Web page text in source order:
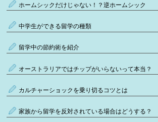
ホームシックだけじゃない！？逆ホームシック
中学生ができる留学の種類
留学中の節約術を紹介
オーストラリアではチップがいらないって本当？
カルチャーショックを乗り切るコツとは
家族から留学を反対されている場合はどうする？